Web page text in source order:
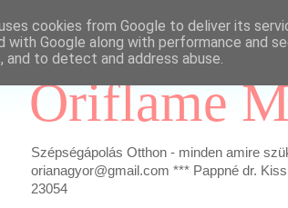
Oriflame
Szépségápolás Otthon - minden amire
orianagyor@gmail.com *** Pappné dr.
23054
cookies from Google to deliver its
with Google along with performance and
to detect and address abuse.